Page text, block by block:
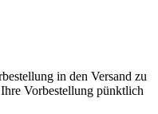
in den Versand zu
Ihre Vorbestellung pünktlich